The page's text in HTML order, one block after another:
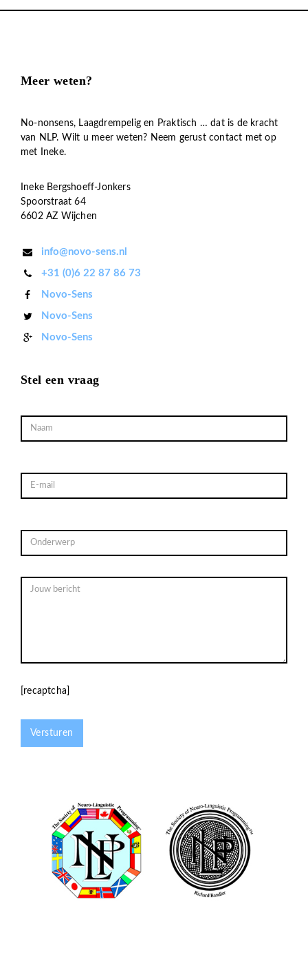
Meer weten?
No-nonsens, Laagdrempelig en Praktisch … dat is de kracht
van NLP. Wilt u meer weten? Neem gerust contact met op
met Ineke.
Ineke Bergshoeff-Jonkers
Spoorstraat 64
6602 AZ Wijchen
info@novo-sens.nl
+31 (0)6 22 87 86 73
Novo-Sens
Novo-Sens
Novo-Sens
Stel een vraag
[recaptcha]
Versturen